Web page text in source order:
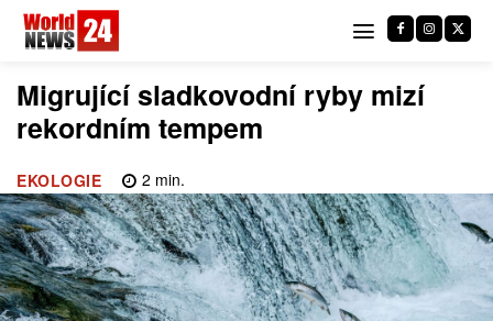
Migrující sladkovodní ryby mizí
rekordním tempem
EKOLOGIE 2 min.